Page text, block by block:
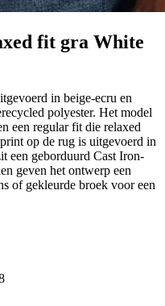
fit gra White
in beige-ecru en
polyester. Het model
een regular fit die relaxed
op de rug is uitgevoerd in
een geborduurd Cast Iron-
geven het ontwerp een
of gekleurde broek voor een